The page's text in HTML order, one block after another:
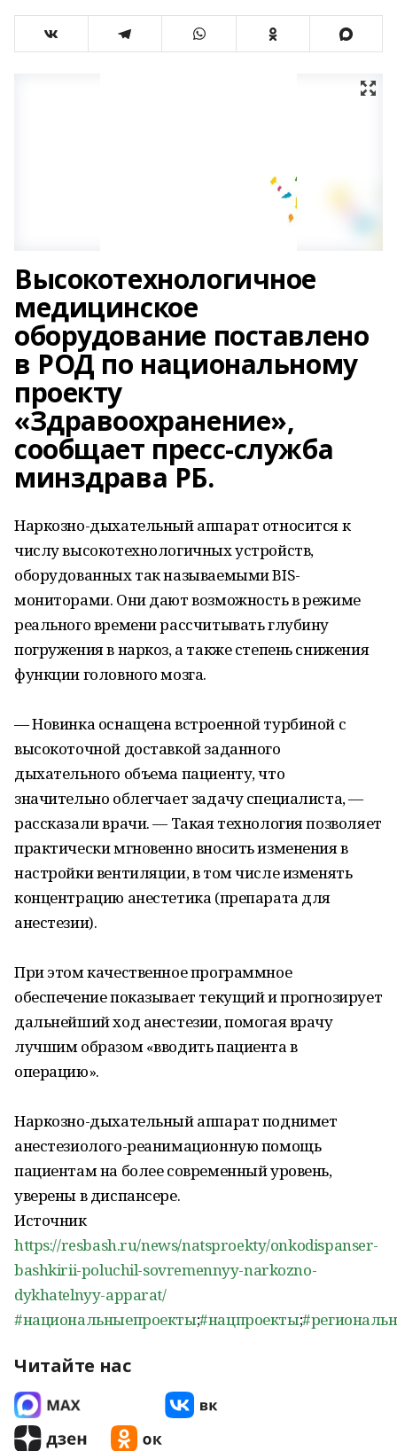
Высокотехнологичное
медицинское
оборудование поставлено
в РОД по национальному
проекту
«Здравоохранение»,
сообщает пресс-служба
минздрава РБ.
Наркозно-дыхательный аппарат относится к
числу высокотехнологичных устройств,
оборудованных так называемыми BIS-
мониторами. Они дают возможность в режиме
реального времени рассчитывать глубину
погружения в наркоз, а также степень снижения
функции головного мозга.
— Новинка оснащена встроенной турбиной с
высокоточной доставкой заданного
дыхательного объема пациенту, что
значительно облегчает задачу специалиста, —
рассказали врачи. — Такая технология позволяет
практически мгновенно вносить изменения в
настройки вентиляции, в том числе изменять
концентрацию анестетика (препарата для
анестезии).
При этом качественное программное
обеспечение показывает текущий и прогнозирует
дальнейший ход анестезии, помогая врачу
лучшим образом «вводить пациента в
операцию».
Наркозно-дыхательный аппарат поднимет
анестезиолого-реанимационную помощь
пациентам на более современный уровень,
уверены в диспансере.
Источник
https://resbash.ru/news/natsproekty/onkodispanser-
bashkirii-poluchil-sovremennyy-narkozno-
dykhatelnyy-apparat/
#национальныепроекты;#нацпроекты;
Читайте нас